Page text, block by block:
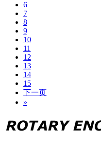
6
7
8
9
10
11
12
13
14
15
下一页
»